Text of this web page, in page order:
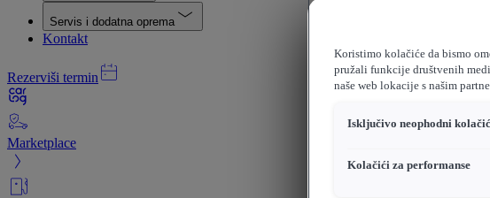
Servis i dodatna oprema
Kontakt
Rezerviši termin
Marketplace
Koristimo kolačiće da bismo
pružali funkcije društvenih
naše web lokacije s našim
Isključivo neophodni
Kolačići za performanse